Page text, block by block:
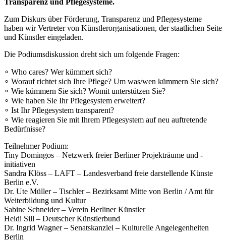
Transparenz und Pflegesysteme.
Zum Diskurs über Förderung, Transparenz und Pflegesysteme
haben wir Vertreter von Künstlerorganisationen, der staatlichen Seite
und Künstler eingeladen.
Die Podiumsdiskussion dreht sich um folgende Fragen:
∘ Who cares? Wer kümmert sich?
∘ Worauf richtet sich Ihre Pflege? Um was/wen kümmern Sie sich?
∘ Wie kümmern Sie sich? Womit unterstützen Sie?
∘ Wie haben Sie Ihr Pflegesystem erweitert?
∘ Ist Ihr Pflegesystem transparent?
∘ Wie reagieren Sie mit Ihrem Pflegesystem auf neu auftretende
Bedürfnisse?
Teilnehmer Podium:
Tiny Domingos – Netzwerk freier Berliner Projekträume und -
initiativen
Sandra Klöss – LAFT – Landesverband freie darstellende Künste
Berlin e.V.
Dr. Ute Müller – Tischler – Bezirksamt Mitte von Berlin / Amt für
Weiterbildung und Kultur
Sabine Schneider – Verein Berliner Künstler
Heidi Sill – Deutscher Künstlerbund
Dr. Ingrid Wagner – Senatskanzlei – Kulturelle Angelegenheiten
Berlin